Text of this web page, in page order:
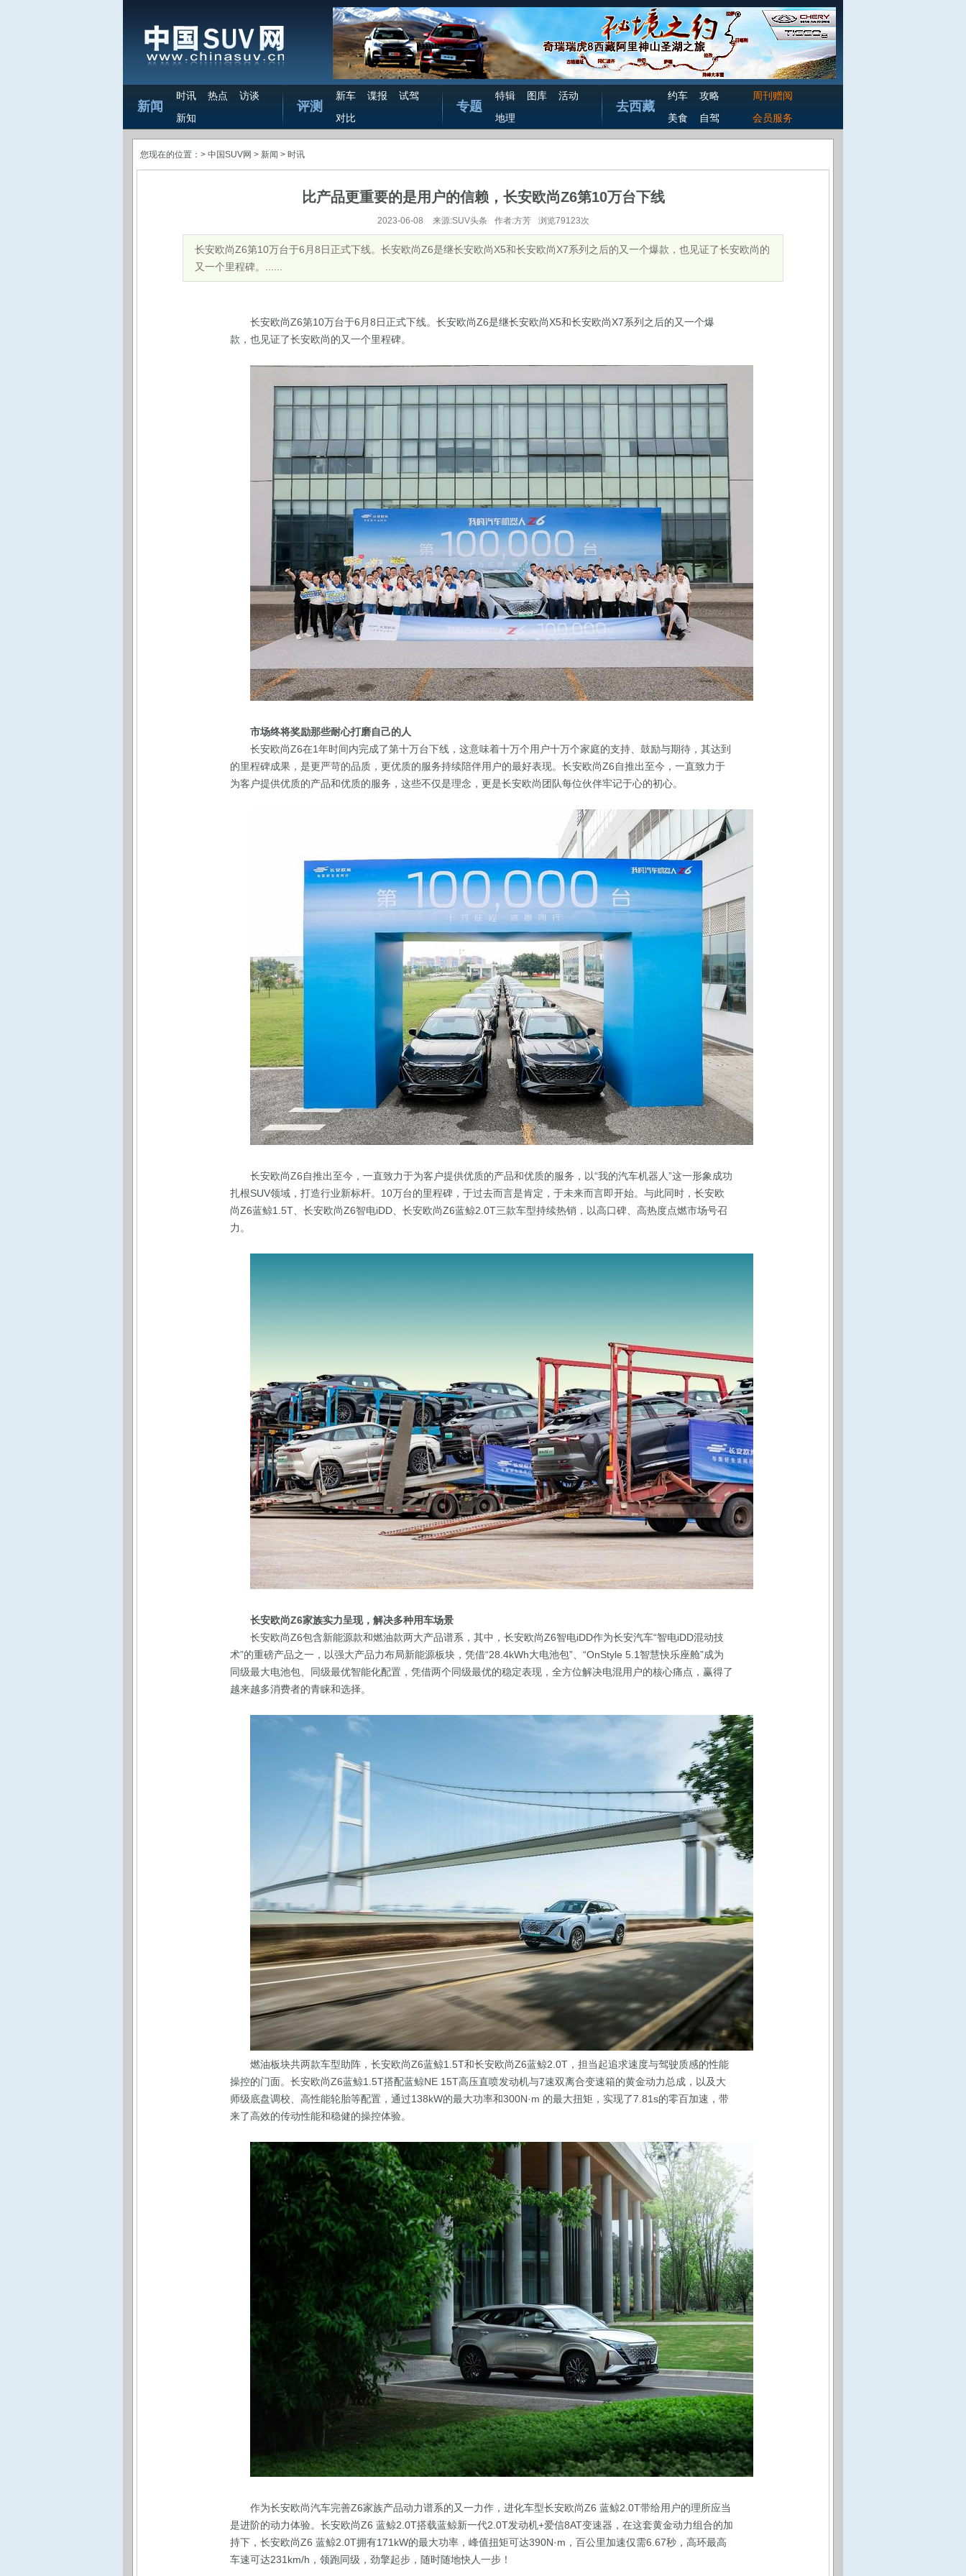
新闻
时讯 热点
访谈
新知
评测
新车 谍报
试驾
对比
专题
特辑 图库
活动
地理
去西藏
约车
攻略
美食
自驾
周刊赠阅
会员服务
您现在的位置：> 中国SUV网 > 新闻 > 时讯
比产品更重要的是用户的信赖，长安欧尚Z6第10万台下线
2023-06-08 来源:SUV头条 作者:方芳 浏览79123次
​长安欧尚Z6第10万台于6月8日正式下线。长安欧尚Z6是继长安欧尚X5和长安欧尚X7系列之后的又一个爆款，也见证了长安欧尚的
又一个里程碑。......
长安欧尚Z6第10万台于6月8日正式下线。长安欧尚Z6是继长安欧尚X5和长安欧尚X7系列之后的又一个爆
款，也见证了长安欧尚的又一个里程碑。
市场终将奖励那些耐心打磨自己的人
长安欧尚Z6在1年时间内完成了第十万台下线，这意味着十万个用户十万个家庭的支持、鼓励与期待，其达到
的里程碑成果，是更严苛的品质，更优质的服务持续陪伴用户的最好表现。长安欧尚Z6自推出至今，一直致力于
为客户提供优质的产品和优质的服务，这些不仅是理念，更是长安欧尚团队每位伙伴牢记于心的初心。
长安欧尚Z6自推出至今，一直致力于为客户提供优质的产品和优质的服务，以“我的汽车机器人”这一形象成功
扎根SUV领域，打造行业新标杆。10万台的里程碑，于过去而言是肯定，于未来而言即开始。与此同时，长安欧
尚Z6蓝鲸1.5T、长安欧尚Z6智电iDD、长安欧尚Z6蓝鲸2.0T三款车型持续热销，以高口碑、高热度点燃市场号召
力。
长安欧尚Z6家族实力呈现，解决多种用车场景
长安欧尚Z6包含新能源款和燃油款两大产品谱系，其中，长安欧尚Z6智电iDD作为长安汽车“智电iDD混动技
术”的重磅产品之一，以强大产品力布局新能源板块，凭借“28.4kWh大电池包”、“OnStyle 5.1智慧快乐座舱”成为
同级最大电池包、同级最优智能化配置，凭借两个同级最优的稳定表现，全方位解决电混用户的核心痛点，赢得了
越来越多消费者的青睐和选择。
燃油板块共两款车型助阵，长安欧尚Z6蓝鲸1.5T和长安欧尚Z6蓝鲸2.0T，担当起追求速度与驾驶质感的性能
操控的门面。长安欧尚Z6蓝鲸1.5T搭配蓝鲸NE 15T高压直喷发动机与7速双离合变速箱的黄金动力总成，以及大
师级底盘调校、高性能轮胎等配置，通过138kW的最大功率和300N·m 的最大扭矩，实现了7.81s的零百加速，带
来了高效的传动性能和稳健的操控体验。
作为长安欧尚汽车完善Z6家族产品动力谱系的又一力作，进化车型长安欧尚Z6 蓝鲸2.0T带给用户的理所应当
是进阶的动力体验。长安欧尚Z6 蓝鲸2.0T搭载蓝鲸新一代2.0T发动机+爱信8AT变速器，在这套黄金动力组合的加
持下，长安欧尚Z6 蓝鲸2.0T拥有171kW的最大功率，峰值扭矩可达390N·m，百公里加速仅需6.67秒，高环最高
车速可达231km/h，领跑同级，劲擎起步，随时随地快人一步！